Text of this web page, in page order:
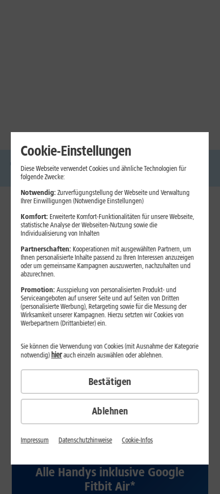
Glasfaser Internet Handys
Mobilfunk-
Laptops
1&1 Internet
Jetzt unterbrechungsfrei ins sehr gute Netz wechseln.
Ohne doppelte Kosten.*
ab 29,99
€/Monat*
Verfügbarkeit prüfen
Alle Handys inklusive Google
Fitbit Air*
Cookie-Einstellungen
Diese Webseite verwendet Cookies und ähnliche Technologien für
folgende Zwecke:
Notwendig: Zurverfügungstellung der Webseite und Verwaltung
Ihrer Einwilligungen (Notwendige Einstellungen)
Komfort: Erweiterte Komfort-Funktionalitäten für unsere Webseite,
statistische Analyse der Webseiten-Nutzung sowie die
Individualisierung von Inhalten
Partnerschaften: Kooperationen mit ausgewählten Partnern, um
Ihnen personalisierte Inhalte passend zu Ihren Interessen anzuzeigen
oder um gemeinsame Kampagnen auszuwerten, nachzuhalten und
abzurechnen.
Promotion:Ausspielung von personalisierten Produkt- und
Serviceangeboten auf unserer Seite und auf Seiten von Dritten
(personalisierte Werbung), Retargeting sowie für die Messung der
Wirksamkeit unserer Kampagnen. Hierzu setzten wir Cookies von
Werbepartnern (Drittanbieter) ein.
Ablehnen
Sie können die Verwendung von Cookies (mit Ausnahme der Kategorie
notwendig)hierauch einzeln auswählen oder ablehnen.
Bestätigen
Impressum Datenschutzhinweise Cookie-Infos